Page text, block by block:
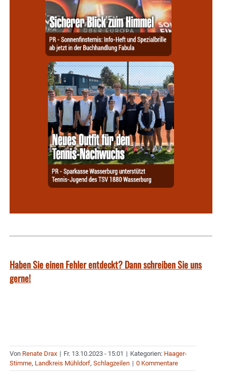
Haben Sie einen Fehler entdeckt? Dann schreiben Sie uns
gerne!
Von Renate Drax | Fr. 13.10.2023 - 15:01 | Kategorien: Haager-
Stimme, Landkreis Mühldorf, Schlagzeilen | 0 Kommentare